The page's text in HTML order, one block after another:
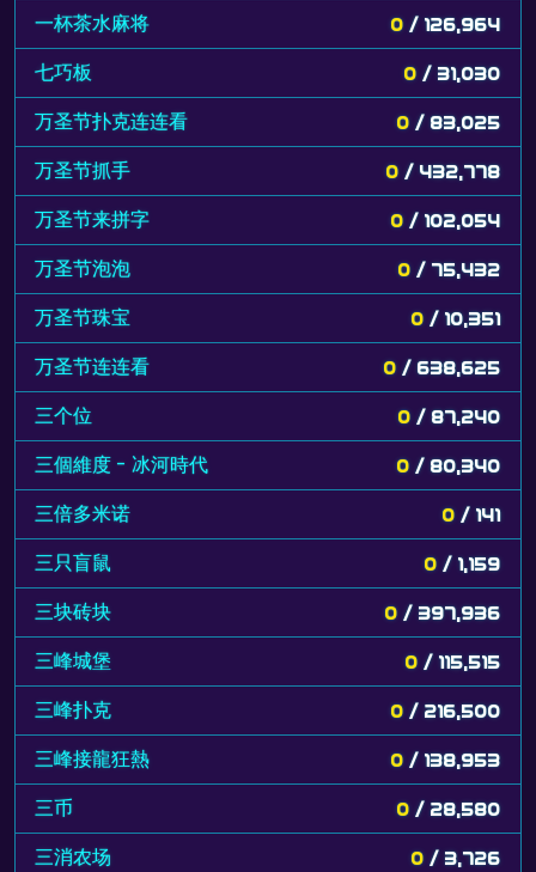
一杯茶水麻将 0 / 126,964
七巧板 0 / 31,030
万圣节扑克连连看 0 / 83,025
万圣节抓手 0 / 432,778
万圣节来拼字 0 / 102,054
万圣节泡泡 0 / 75,432
万圣节珠宝 0 / 10,351
万圣节连连看 0 / 638,625
三个位 0 / 87,240
三個維度 - 冰河時代 0 / 80,340
三倍多米诺 0 / 141
三只盲鼠 0 / 1,159
三块砖块 0 / 397,936
三峰城堡 0 / 115,515
三峰扑克 0 / 216,500
三峰接龍狂熱 0 / 138,953
三币 0 / 28,580
三消农场 0 / 3,726